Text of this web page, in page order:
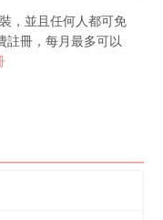
，並且任何人都可免
註冊，每月最多可以